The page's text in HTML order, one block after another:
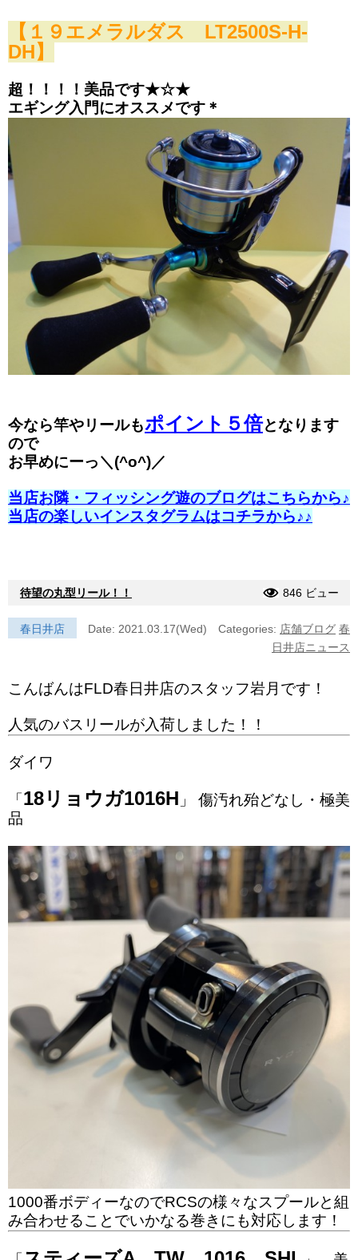
【１９エメラルダス LT2500S-H-
DH】
超！！！！美品です★☆★
エギング入門にオススメです＊
今なら竿やリールもポイント５倍となります
ので
お早めにーっ＼(^o^)／
当店お隣・フィッシング遊のブログはこちらから♪
当店の楽しいインスタグラムはコチラから♪♪
待望の丸型リール！！ 846 ビュー
春日井店 Date: 2021.03.17(Wed) Categories: 店舗ブログ 春
日井店ニュース
こんばんはFLD春日井店のスタッフ岩月です！
人気のバスリールが入荷しました！！
ダイワ
「 18リョウガ1016H 」 傷汚れ殆どなし・極美
品
1000番ボディーなのでRCSの様々なスプールと組
み合わせることでいかなる巻きにも対応します！